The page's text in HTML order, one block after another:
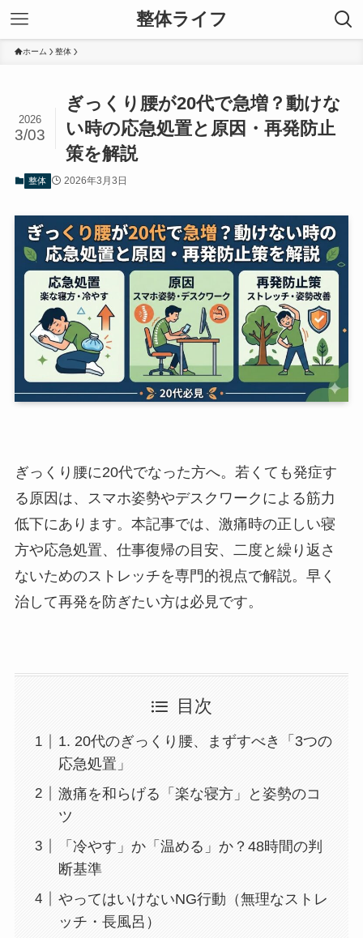
整体ライフ
ホーム 整体
ぎっくり腰が20代で急増？動けな
い時の応急処置と原因・再発防止
策を解説
2026
3/03
整体 2026年3月3日
ぎっくり腰に20代でなった方へ。若くても発症す
る原因は、スマホ姿勢やデスクワークによる筋力
低下にあります。本記事では、激痛時の正しい寝
方や応急処置、仕事復帰の目安、二度と繰り返さ
ないためのストレッチを専門的視点で解説。早く
治して再発を防ぎたい方は必見です。
目次
1. 20代のぎっくり腰、まずすべき「3つの
応急処置」
激痛を和らげる「楽な寝方」と姿勢のコ
ツ
「冷やす」か「温める」か？48時間の判
断基準
やってはいけないNG行動（無理なストレ
ッチ・長風呂）